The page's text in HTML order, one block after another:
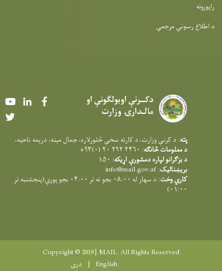
راپورونه
د اطلاع رسوني مرجعې
دکــرنې اوبولګونې او
مالـدارۍ وزارت
YoutubeLinkedIn
پته: د کرنې وزارت، د کارته سخي څلورلاره، جمال مېنه، درېمه ناحيه،
د معلومات څانګه: ۲۴۶۰ ۲۹۲ ۲۰ (۰)۹۳+
د بزګرانو لپاره دمشورې اړیکه: ۱۵۰
بریښنالیک:
info@mail.gov.af
کاري وخت
: د سهار له ۰۸:۰۰ بجو نه تر ۰۴:۰۰ بجو پورې(پنجشنبه تر
۰۱:۰۰)
Copyright © 2019 | MAIL. All Rights Reserved
English
دری